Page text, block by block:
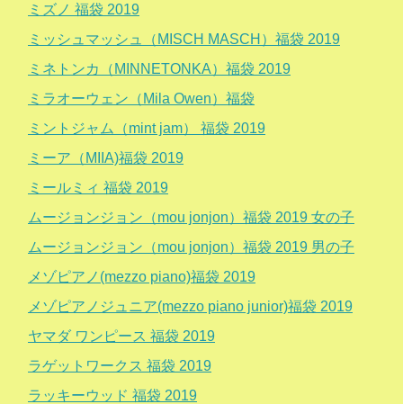
ミズノ 福袋 2019
ミッシュマッシュ（MISCH MASCH）福袋 2019
ミネトンカ（MINNETONKA）福袋 2019
ミラオーウェン（Mila Owen）福袋
ミントジャム（mint jam） 福袋 2019
ミーア（MIIA)福袋 2019
ミールミィ 福袋 2019
ムージョンジョン（mou jonjon）福袋 2019 女の子
ムージョンジョン（mou jonjon）福袋 2019 男の子
メゾピアノ(mezzo piano)福袋 2019
メゾピアノジュニア(mezzo piano junior)福袋 2019
ヤマダ ワンピース 福袋 2019
ラゲットワークス 福袋 2019
ラッキーウッド 福袋 2019